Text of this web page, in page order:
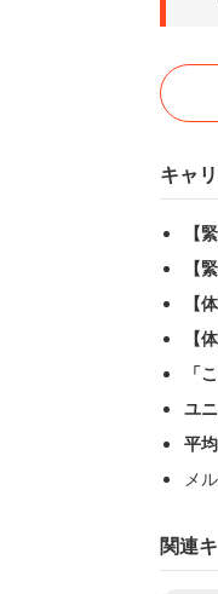
コメ
人間
キャ
【
【
【
【
「
ユ
平
メ
関連